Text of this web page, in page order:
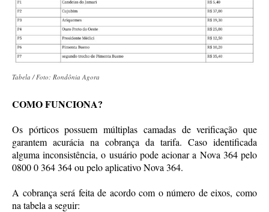
Tabela / Foto: Rondônia Agora
COMO FUNCIONA?
Os pórticos possuem múltiplas camadas de verificação que
garantem acurácia na cobrança da tarifa. Caso identificada
alguma inconsistência, o usuário pode acionar a Nova 364 pelo
0800 0 364 364 ou pelo aplicativo Nova 364.
A cobrança será feita de acordo com o número de eixos, como
na tabela a seguir: